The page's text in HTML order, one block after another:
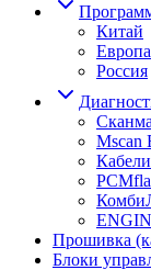
Китай
Европа
Россия
Mscan
Прошивка
Блоки